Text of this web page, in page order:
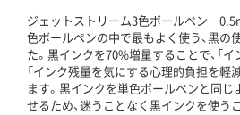
ジェットストリーム3色ボールペン
色ボールペンの中で最もよく使う、黒の
た。黒インクを70%増量することで、「イ
「インク残量を気にする心理的負担を軽
ます。黒インクを単色ボールペンと同
せるため、迷うことなく黒インクを使う